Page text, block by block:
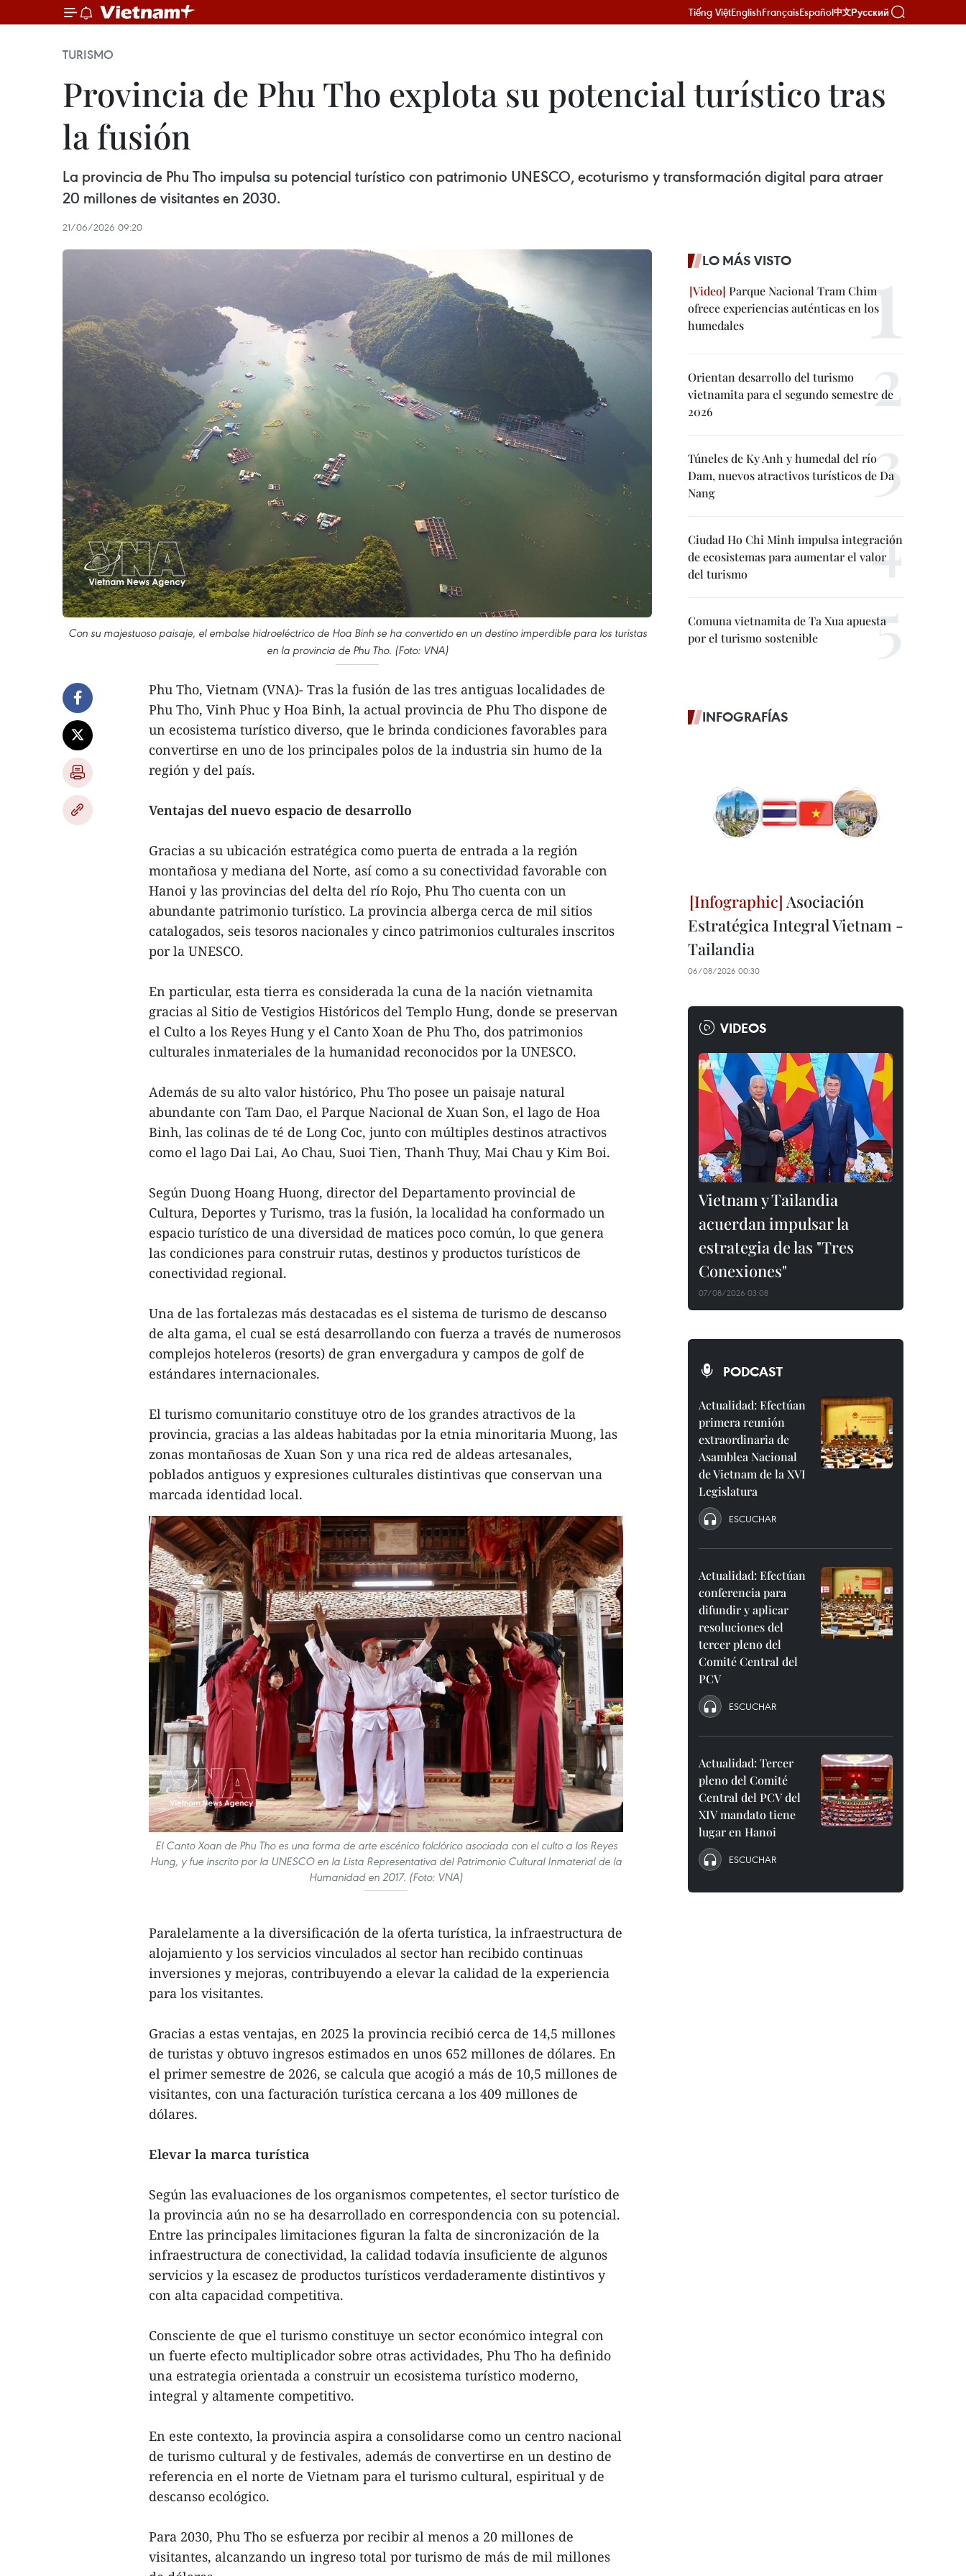
Tiếng ViệtEnglishFrançaisEspañol中文Русский
TURISMO
Provincia de Phu Tho explota su potencial turístico tras
la fusión
La provincia de Phu Tho impulsa su potencial turístico con patrimonio UNESCO, ecoturismo y transformación digital para atraer
20 millones de visitantes en 2030.
21/06/2026 09:20
Con su majestuoso paisaje, el embalse hidroeléctrico de Hoa Binh se ha convertido en un destino imperdible para los turistas
en la provincia de Phu Tho. (Foto: VNA)
Phu Tho, Vietnam (VNA)- Tras la fusión de las tres antiguas localidades de
Phu Tho, Vinh Phuc y Hoa Binh, la actual provincia de Phu Tho dispone de
un ecosistema turístico diverso, que le brinda condiciones favorables para
convertirse en uno de los principales polos de la industria sin humo de la
región y del país.
Ventajas del nuevo espacio de desarrollo
Gracias a su ubicación estratégica como puerta de entrada a la región
montañosa y mediana del Norte, así como a su conectividad favorable con
Hanoi y las provincias del delta del río Rojo, Phu Tho cuenta con un
abundante patrimonio turístico. La provincia alberga cerca de mil sitios
catalogados, seis tesoros nacionales y cinco patrimonios culturales inscritos
por la UNESCO.
En particular, esta tierra es considerada la cuna de la nación vietnamita
gracias al Sitio de Vestigios Históricos del Templo Hung, donde se preservan
el Culto a los Reyes Hung y el Canto Xoan de Phu Tho, dos patrimonios
culturales inmateriales de la humanidad reconocidos por la UNESCO.
Además de su alto valor histórico, Phu Tho posee un paisaje natural
abundante con Tam Dao, el Parque Nacional de Xuan Son, el lago de Hoa
Binh, las colinas de té de Long Coc, junto con múltiples destinos atractivos
como el lago Dai Lai, Ao Chau, Suoi Tien, Thanh Thuy, Mai Chau y Kim Boi.
Según Duong Hoang Huong, director del Departamento provincial de
Cultura, Deportes y Turismo, tras la fusión, la localidad ha conformado un
espacio turístico de una diversidad de matices poco común, lo que genera
las condiciones para construir rutas, destinos y productos turísticos de
conectividad regional.
Una de las fortalezas más destacadas es el sistema de turismo de descanso
de alta gama, el cual se está desarrollando con fuerza a través de numerosos
complejos hoteleros (resorts) de gran envergadura y campos de golf de
estándares internacionales.
El turismo comunitario constituye otro de los grandes atractivos de la
provincia, gracias a las aldeas habitadas por la etnia minoritaria Muong, las
zonas montañosas de Xuan Son y una rica red de aldeas artesanales,
poblados antiguos y expresiones culturales distintivas que conservan una
marcada identidad local.
El Canto Xoan de Phu Tho es una forma de arte escénico folclórico asociada con el culto a los Reyes
Hung, y fue inscrito por la UNESCO en la Lista Representativa del Patrimonio Cultural Inmaterial de la
Humanidad en 2017. (Foto: VNA)
Paralelamente a la diversificación de la oferta turística, la infraestructura de
alojamiento y los servicios vinculados al sector han recibido continuas
inversiones y mejoras, contribuyendo a elevar la calidad de la experiencia
para los visitantes.
Gracias a estas ventajas, en 2025 la provincia recibió cerca de 14,5 millones
de turistas y obtuvo ingresos estimados en unos 652 millones de dólares. En
el primer semestre de 2026, se calcula que acogió a más de 10,5 millones de
visitantes, con una facturación turística cercana a los 409 millones de
dólares.
Elevar la marca turística
Según las evaluaciones de los organismos competentes, el sector turístico de
la provincia aún no se ha desarrollado en correspondencia con su potencial.
Entre las principales limitaciones figuran la falta de sincronización de la
infraestructura de conectividad, la calidad todavía insuficiente de algunos
servicios y la escasez de productos turísticos verdaderamente distintivos y
con alta capacidad competitiva.
Consciente de que el turismo constituye un sector económico integral con
un fuerte efecto multiplicador sobre otras actividades, Phu Tho ha definido
una estrategia orientada a construir un ecosistema turístico moderno,
integral y altamente competitivo.
En este contexto, la provincia aspira a consolidarse como un centro nacional
de turismo cultural y de festivales, además de convertirse en un destino de
referencia en el norte de Vietnam para el turismo cultural, espiritual y de
descanso ecológico.
Para 2030, Phu Tho se esfuerza por recibir al menos a 20 millones de
visitantes, alcanzando un ingreso total por turismo de más de mil millones
LO MÁS VISTO
Parque Nacional Tram Chim
ofrece experiencias auténticas en los
humedales
Orientan desarrollo del turismo
vietnamita para el segundo semestre de
2026
Túneles de Ky Anh y humedal del río
Dam, nuevos atractivos turísticos de Da
Nang
Ciudad Ho Chi Minh impulsa integración
de ecosistemas para aumentar el valor
del turismo
Comuna vietnamita de Ta Xua apuesta
por el turismo sostenible
INFOGRAFÍAS
Asociación
Estratégica Integral Vietnam -
Tailandia
06/08/2026 00:30
VIDEOS
Vietnam y Tailandia
acuerdan impulsar la
estrategia de las "Tres
Conexiones"
07/08/2026 03:08
PODCAST
Actualidad: Efectúan
primera reunión
extraordinaria de
Asamblea Nacional
de Vietnam de la XVI
Legislatura
ESCUCHAR
Actualidad: Efectúan
conferencia para
difundir y aplicar
resoluciones del
tercer pleno del
Comité Central del
PCV
ESCUCHAR
Actualidad: Tercer
pleno del Comité
Central del PCV del
XIV mandato tiene
lugar en Hanoi
ESCUCHAR